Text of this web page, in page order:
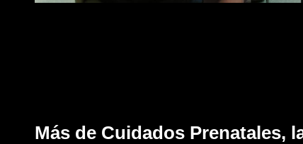
Más de Cuidados Prenatales,